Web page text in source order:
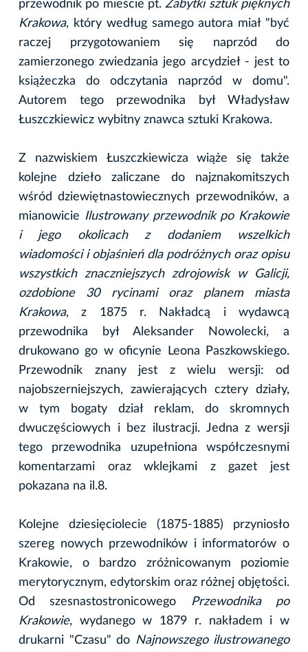
przewodnik po mieście pt. Zabytki sztuk pięknych
Krakowa, który według samego autora miał "być
raczej przygotowaniem się naprzód do
zamierzonego zwiedzania jego arcydzieł - jest to
książeczka do odczytania naprzód w domu".
Autorem tego przewodnika był Władysław
Łuszczkiewicz wybitny znawca sztuki Krakowa.
Z nazwiskiem Łuszczkiewicza wiąże się także
kolejne dzieło zaliczane do najznakomitszych
wśród dziewiętnastowiecznych przewodników, a
mianowicie Ilustrowany przewodnik po Krakowie
i jego okolicach z dodaniem wszelkich
wiadomości i objaśnień dla podróżnych oraz opisu
wszystkich znaczniejszych zdrojowisk w Galicji,
ozdobione 30 rycinami oraz planem miasta
Krakowa, z 1875 r. Nakładcą i wydawcą
przewodnika był Aleksander Nowolecki, a
drukowano go w oficynie Leona Paszkowskiego.
Przewodnik znany jest z wielu wersji: od
najobszerniejszych, zawierających cztery działy,
w tym bogaty dział reklam, do skromnych
dwuczęściowych i bez ilustracji. Jedna z wersji
tego przewodnika uzupełniona współczesnymi
komentarzami oraz wklejkami z gazet jest
pokazana na il.8.
Kolejne dziesięciolecie (1875-1885) przyniosło
szereg nowych przewodników i informatorów o
Krakowie, o bardzo zróżnicowanym poziomie
merytorycznym, edytorskim oraz różnej objętości.
Od szesnastostronicowego
Przewodnika po
Krakowie, wydanego w 1879 r. nakładem i w
drukarni "Czasu" do Najnowszego ilustrowanego